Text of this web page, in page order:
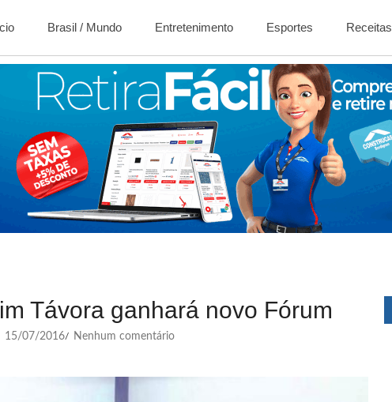
Brasil / Mundo Entretenimento Esportes Receitas
Távora ganhará novo Fórum
15/07/2016/ Nenhum comentário